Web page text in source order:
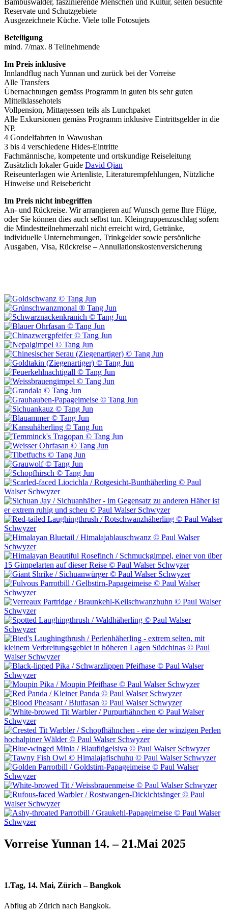
Bambuswälder, faszinierende Menschen und Kultur, selten besuchte
Reservate und Schutzgebiete
Ausgezeichnete Küche. Viele tolle Fotosujets
Beteiligung
mind. 7/max. 8 Teilnehmende
Im Preis inklusive
Innlandflug nach Yunnan und zurück bei der Vorreise
Alle Transfers
Übernachtungen gemäss Programm in guten bis sehr guten
Mittelklassehotels
Vollpension, Mittagessen teils als Lunchpaket
Alle Exkursionen gemäss Programm inklusive Eintrittsgelder in die
NP.
4 Gondelfahrten in Wawushan
3 bis 4 verschiedene Hides-Eintritte
Fachmännische, kompetente und ortskundige Reiseleitung
Zusätzlich lokaler Guide David Qian
Reiseunterlagen wie Artenliste, Literaturempfehlungen, Nützliche
Hinweise und Reisebericht
Im Preis nicht inbegriffen
An- und Rückreise. Wir arrangieren auf Wunsch gerne Ihre Flüge,
oder Sie können dies auch selbst tun. Kleingruppenzuschlag sofern
die Mindestteilnehmerzahl nicht erreicht wird, Getränke,
individuelle Unternehmungen, Trinkgelder sowie persönliche
Ausgaben, Visa, Rückreise – Annullationskostenversicherung
Vorreise Yunnan 14. – 21.Mai 2025
1.Tag, 14. Mai, Zürich – Bangkok
Abflug ab Zürich nach Bangkok.